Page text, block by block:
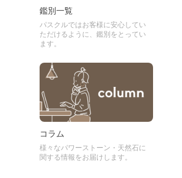
鑑別一覧
パスクルではお客様に安心してい
ただけるように、鑑別をとってい
ます。
コラム
様々なパワーストーン・天然石に
関する情報をお届けします。